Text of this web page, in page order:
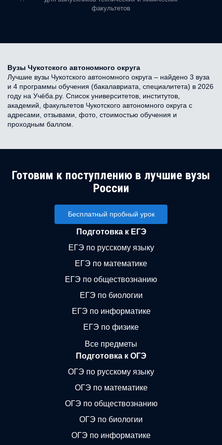
факультетов
Вузы Чукотского автономного округа
Лучшие вузы Чукотского автономного округа – найдено 3 вуза
и 4 программы обучения (бакалавриата, специалитета) в 2026
году на Учёба.ру. Список университетов, институтов,
академий, факультетов Чукотского автономного округа с
адресами, отзывами, фото, стоимостью обучения и
проходным баллом.
Готовим к поступлению в лучшие вузы
России
Бесплатный пробный урок
Подготовка к ЕГЭ
ЕГЭ по русскому языку
ЕГЭ по математике
ЕГЭ по обществознанию
ЕГЭ по биологии
ЕГЭ по информатике
ЕГЭ по физике
Все предметы
Подготовка к ОГЭ
ОГЭ по русскому языку
ОГЭ по математике
ОГЭ по обществознанию
ОГЭ по биологии
ОГЭ по информатике